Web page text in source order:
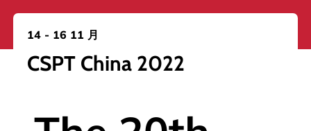
14 - 16 11 月
CSPT China 2022